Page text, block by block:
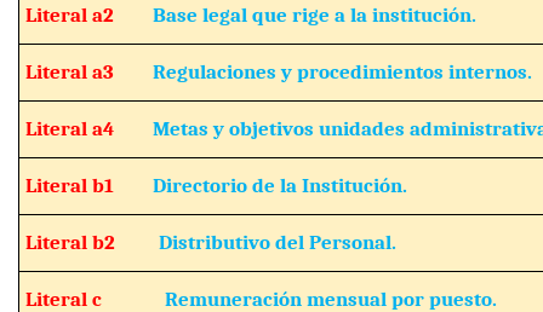
Literal a2 Base legal que rige a la institución.
Literal a3 Regulaciones y procedimientos internos.
Literal a4 Metas y objetivos unidades
Literal b1 Directorio de la Institución.
Literal b2 Distributivo del Personal.
Literal c Remuneración mensual por puesto.